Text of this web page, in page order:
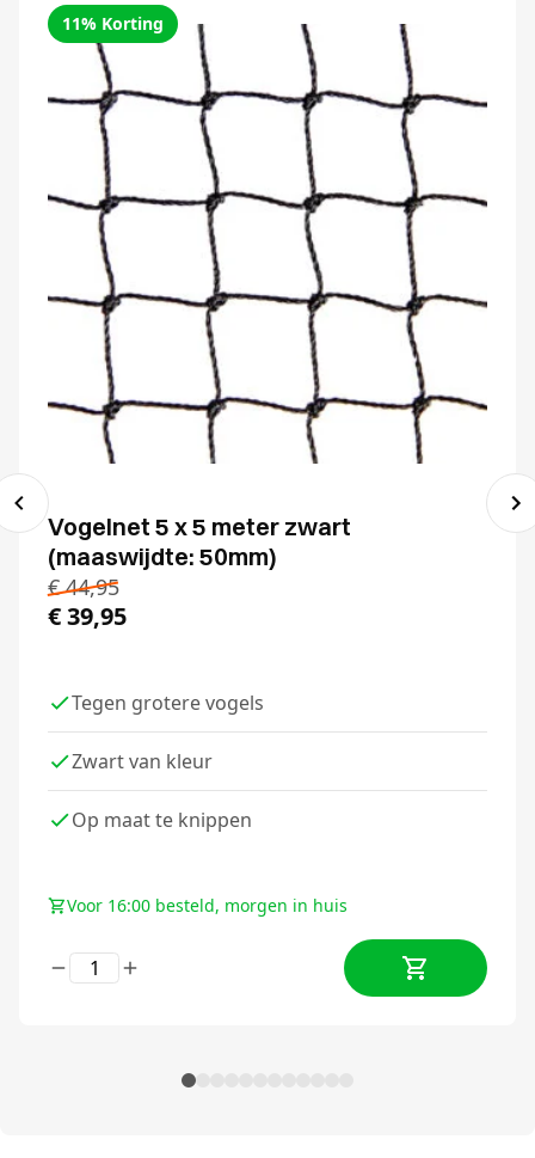
11% Korting
Vogelnet 5 x 5 meter zwart
(maaswijdte: 50mm)
€44,95
€39,95
Tegen grotere vogels
Zwart van kleur
Op maat te knippen
Voor 16:00 besteld, morgen in huis